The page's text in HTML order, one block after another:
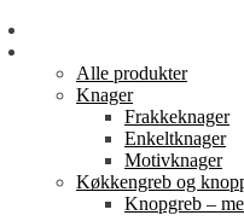
Alle produkter
Knager
Frakkeknager
Enkeltknager
Motivknager
Køkkengreb og
Knopgreb –